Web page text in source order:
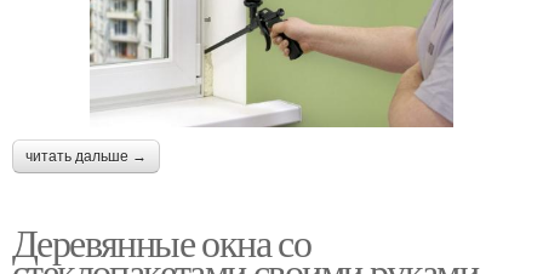
читать дальше →
Деревянные окна со